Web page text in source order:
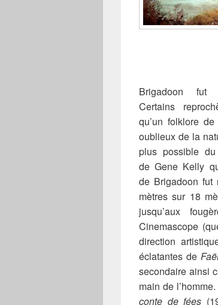
Brigadoon
Certains
qu’un folklore
oublieux de la
plus possible
de Gene Kelly
de Brigadoon fut
mètres sur 18
jusqu’aux
Cinemascope
direction
éclatantes de
secondaire ainsi
main de
conte de fées